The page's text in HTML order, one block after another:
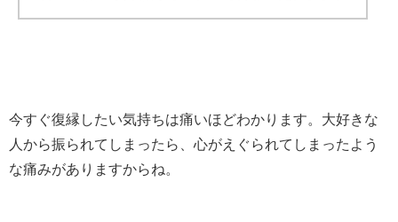
今すぐ復縁したい気持ちは痛いほどわかります。大好きな
人から振られてしまったら、心がえぐられてしまったよう
な痛みがありますからね。